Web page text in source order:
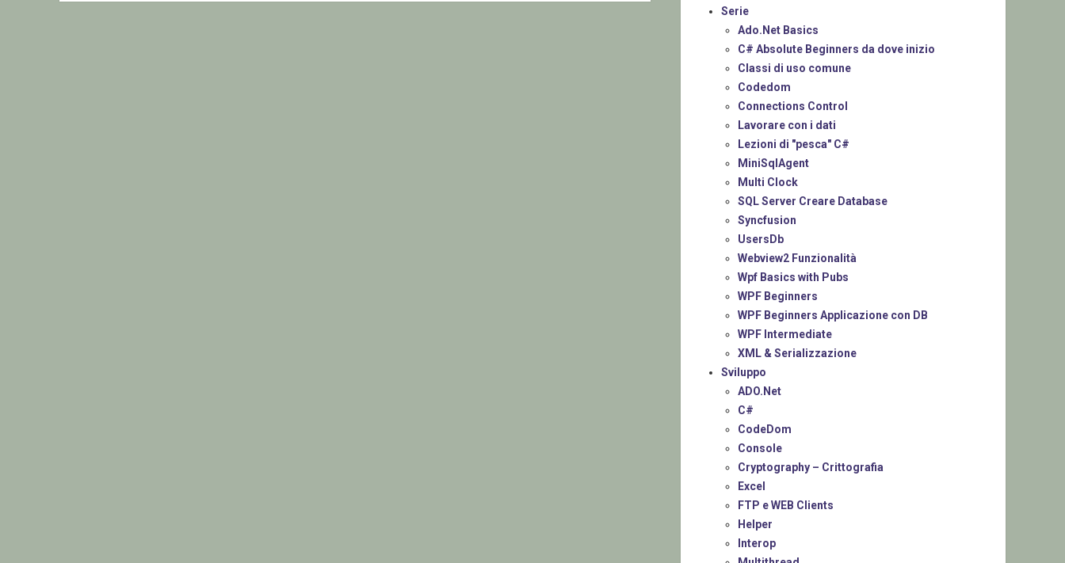
Serie
Ado.Net Basics
C# Absolute Beginners da dove inizio
Classi di uso comune
Codedom
Connections Control
Lavorare con i dati
Lezioni di "pesca" C#
MiniSqlAgent
Multi Clock
SQL Server Creare Database
Syncfusion
UsersDb
Webview2 Funzionalità
Wpf Basics with Pubs
WPF Beginners
WPF Beginners Applicazione con DB
WPF Intermediate
XML & Serializzazione
Sviluppo
ADO.Net
C#
CodeDom
Console
Cryptography – Crittografia
Excel
FTP e WEB Clients
Helper
Interop